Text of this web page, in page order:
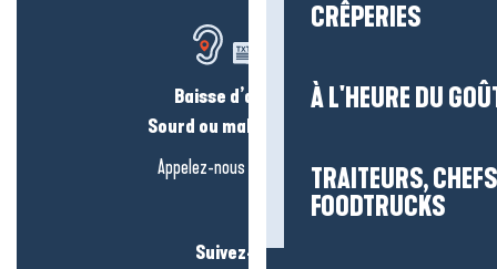
CRÊPERIES
À L'HEURE DU
TRAITEURS,
FOODTRUCKS
Baisse d’audition ?
Sourd ou malentendant ?
Appelez-nous en
cliquant-ici
Suivez-nous !